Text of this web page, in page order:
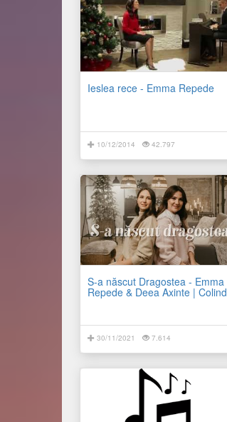
Ieslea rece - Emma Repede
10/12/2014 42.797
S-a născut Dragostea - Emma
Repede & Deea Axinte | Colind
30/11/2021 7.614